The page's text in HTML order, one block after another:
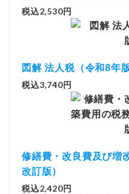
税込2,530円
図解 法人税（令和8年版
税込3,740円
修繕費・改良費及び増
改訂版）
税込2,420円